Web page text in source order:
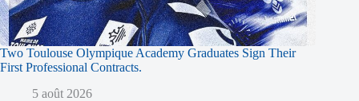
Two Toulouse Olympique Academy Graduates Sign Their
First Professional Contracts.
5 août 2026